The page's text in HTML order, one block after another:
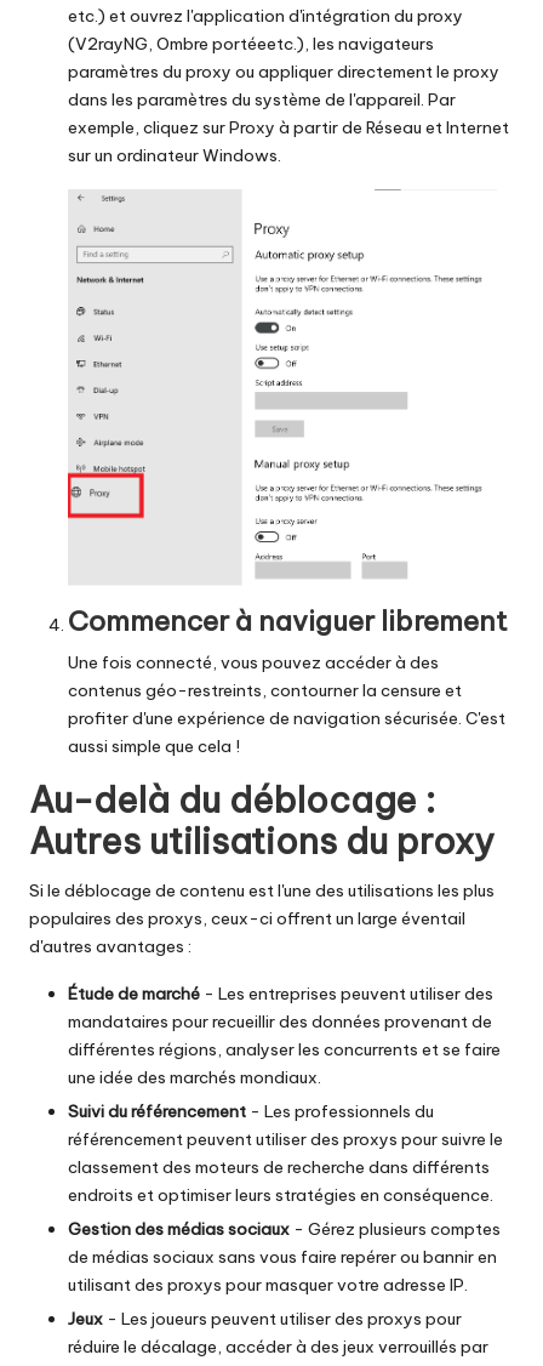
etc.) et ouvrez l'application d'intégration du proxy
(V2rayNG, Ombre portéeetc.), les navigateurs
paramètres du proxy ou appliquer directement le proxy
dans les paramètres du système de l'appareil. Par
exemple, cliquez sur Proxy à partir de Réseau et Internet
sur un ordinateur Windows.
Commencer à naviguer librement
Une fois connecté, vous pouvez accéder à des
contenus géo-restreints, contourner la censure et
profiter d'une expérience de navigation sécurisée. C'est
aussi simple que cela !
Au-delà du déblocage :
Autres utilisations du proxy
Si le déblocage de contenu est l'une des utilisations les plus
populaires des proxys, ceux-ci offrent un large éventail
d'autres avantages :
Étude de marché - Les entreprises peuvent utiliser des
mandataires pour recueillir des données provenant de
différentes régions, analyser les concurrents et se faire
une idée des marchés mondiaux.
Suivi du référencement - Les professionnels du
référencement peuvent utiliser des proxys pour suivre le
classement des moteurs de recherche dans différents
endroits et optimiser leurs stratégies en conséquence.
Gestion des médias sociaux - Gérez plusieurs comptes
de médias sociaux sans vous faire repérer ou bannir en
utilisant des proxys pour masquer votre adresse IP.
Jeux - Les joueurs peuvent utiliser des proxys pour
réduire le décalage, accéder à des jeux verrouillés par